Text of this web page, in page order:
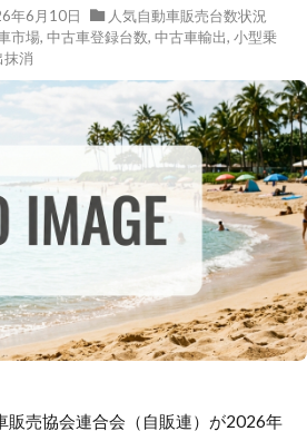
年6月10日
人気自動車販売台数状況
市場, 中古車登録台数, 中古車輸出, 小型乗
抹消
販売協会連合会（自販連）が2026年